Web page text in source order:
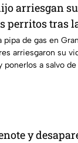
arriesgan
perritos tras
gas en
pipa de gas en
arriesgaron su
a salvo de
y